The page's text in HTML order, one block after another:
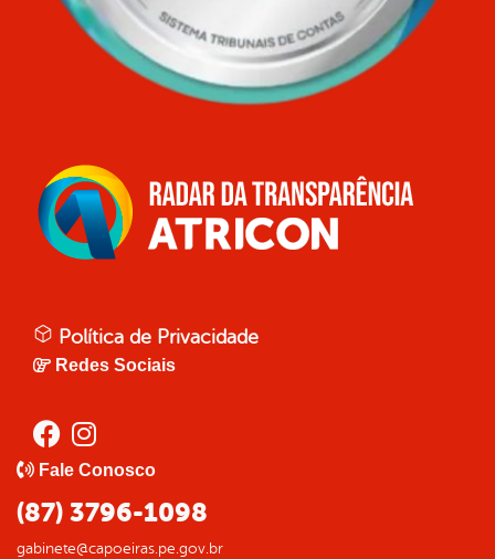
Política de Privacidade
Redes Sociais
Fale Conosco
(87) 3796-1098
gabinete@capoeiras.pe.gov.br